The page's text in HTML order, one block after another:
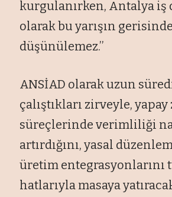
kurgulanırken, Antalya iş
olarak bu yarışın
düşünülemez.’’
ANSİAD olarak uzun
çalıştıkları zirveyle, yapay
süreçlerinde verimliliği
artırdığını, yasal
üretim entegrasyonlarını
hatlarıyla masaya